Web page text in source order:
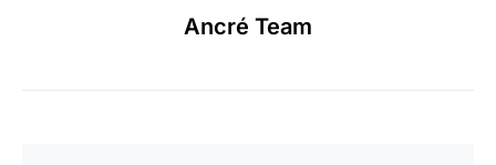
Ancré Team